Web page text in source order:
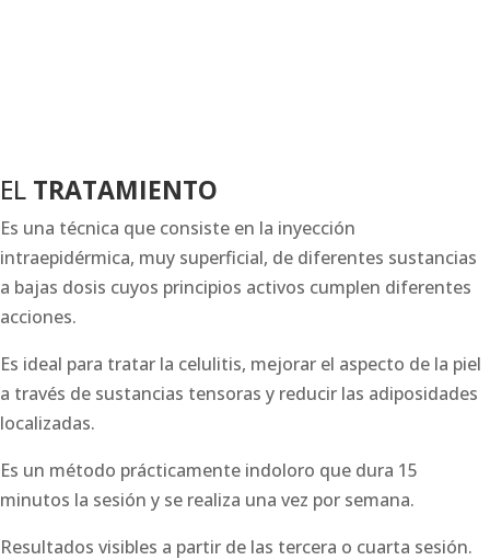
EL TRATAMIENTO
Es una técnica que consiste en la inyección
intraepidérmica, muy superficial, de diferentes sustancias
a bajas dosis cuyos principios activos cumplen diferentes
acciones.
Es ideal para tratar la celulitis, mejorar el aspecto de la piel
a través de sustancias tensoras y reducir las adiposidades
localizadas.
Es un método prácticamente indoloro que dura 15
minutos la sesión y se realiza una vez por semana.
Resultados visibles a partir de las tercera o cuarta sesión.